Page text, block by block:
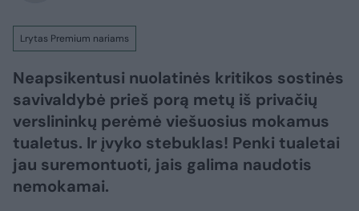
Lrytas Premium nariams
Neapsikentusi nuolatinės kritikos sostinės
savivaldybė prieš porą metų iš privačių
verslininkų perėmė viešuosius mokamus
tualetus. Ir įvyko stebuklas! Penki tualetai
jau suremontuoti, jais galima naudotis
nemokamai.